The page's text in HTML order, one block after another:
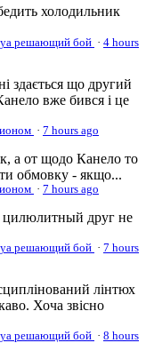
холодильник
решающий бой · 4 hours
здається що другий
вже бився і це
· 7 hours ago
а от щодо Канело то
обмовку - якщо...
· 7 hours ago
друг не
решающий бой · 7 hours
лінтюх
Хоча звісно
решающий бой · 8 hours